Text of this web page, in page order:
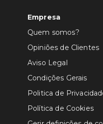
Empresa
Quem somos?
Opiniões de Clientes
Aviso Legal
Condições Gerais
Politica de
Política de Cookies